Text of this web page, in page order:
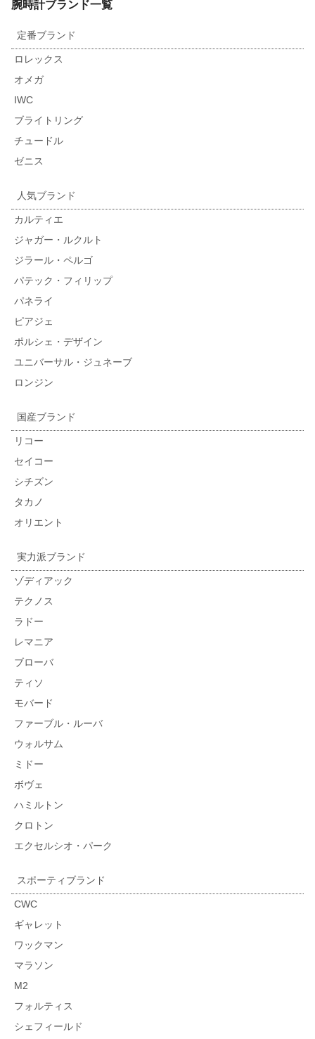
腕時計ブランド一覧
定番ブランド
ロレックス
オメガ
IWC
ブライトリング
チュードル
ゼニス
人気ブランド
カルティエ
ジャガー・ルクルト
ジラール・ペルゴ
パテック・フィリップ
パネライ
ピアジェ
ポルシェ・デザイン
ユニバーサル・ジュネーブ
ロンジン
国産ブランド
リコー
セイコー
シチズン
タカノ
オリエント
実力派ブランド
ゾディアック
テクノス
ラドー
レマニア
ブローバ
ティソ
モバード
ファーブル・ルーバ
ウォルサム
ミドー
ボヴェ
ハミルトン
クロトン
エクセルシオ・パーク
スポーティブランド
CWC
ギャレット
ワックマン
マラソン
M2
フォルティス
シェフィールド